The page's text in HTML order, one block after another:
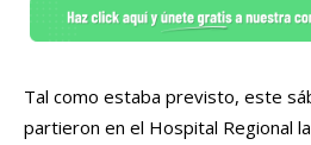
Tal como estaba previsto, este
partieron en el Hospital Regional